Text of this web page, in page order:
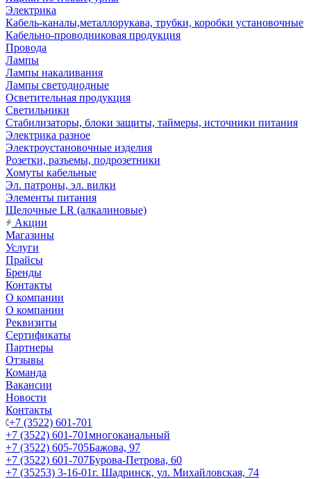
Электрика
Кабель-каналы,металлорукава, трубки, коробки установочные
Кабельно-проводниковая продукция
Провода
Лампы
Лампы накаливания
Лампы светодиодные
Осветительная продукция
Светильники
Стабилизаторы, блоки защиты, таймеры, источники питания
Электрика разное
Электроустановочные изделия
Розетки, разъемы, подрозетники
Хомуты кабельные
Эл. патроны, эл. вилки
Элементы питания
Щелочные LR (алкалиновые)
Акции
Магазины
Услуги
Прайсы
Бренды
Контакты
О компании
О компании
Реквизиты
Сертификаты
Партнеры
Отзывы
Команда
Вакансии
Новости
Контакты
+7 (3522) 601-701
+7 (3522) 601-701многоканальный
+7 (3522) 605-705Бажова, 97
+7 (3522) 601-707Бурова-Петрова, 60
+7 (35253) 3-16-01г. Шадринск, ул. Михайловская, 74